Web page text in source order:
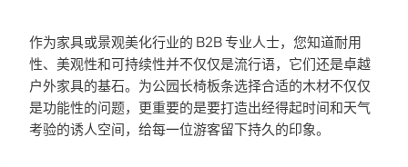
作为家具或景观美化行业的 B2B 专业人士，您知道耐用
性、美观性和可持续性并不仅仅是流行语，它们还是卓越
户外家具的基石。为公园长椅板条选择合适的木材不仅仅
是功能性的问题，更重要的是要打造出经得起时间和天气
考验的诱人空间，给每一位游客留下持久的印象。